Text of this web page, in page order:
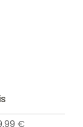
€